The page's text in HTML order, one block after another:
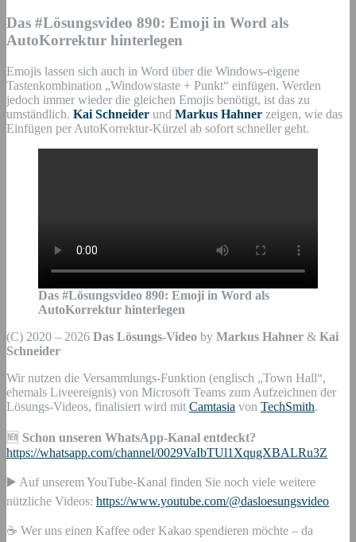
Das #Lösungsvideo 890: Emoji in Word als
AutoKorrektur hinterlegen
Emojis lassen sich auch in Word über die Windows-eigene
Tastenkombination „Windowstaste + Punkt“ einfügen. Werden
jedoch immer wieder die gleichen Emojis benötigt, ist das zu
umständlich. Kai Schneider und Markus Hahner zeigen, wie das
Einfügen per AutoKorrektur-Kürzel ab sofort schneller geht.
Das #Lösungsvideo 890: Emoji in Word als
AutoKorrektur hinterlegen
(C) 2020 – 2026 Das Lösungs-Video by Markus Hahner & Kai
Schneider
Wir nutzen die Versammlungs-Funktion (englisch „Town Hall“,
ehemals Liveereignis) von Microsoft Teams zum Aufzeichnen der
Lösungs-Videos, finalisiert wird mit Camtasia von TechSmith.
🆕 Schon unseren WhatsApp-Kanal entdeckt?
https://whatsapp.com/channel/0029VaIbTUl1XqugXBALRu3Z
▶️ Auf unserem YouTube-Kanal finden Sie noch viele weitere
nützliche Videos: https://www.youtube.com/@dasloesungsvideo
☕ Wer uns einen Kaffee oder Kakao spendieren möchte – da